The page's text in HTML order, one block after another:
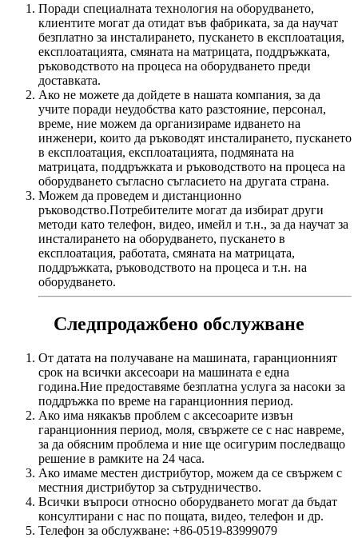
Поради специалната технология на оборудването,
клиентите могат да отидат във фабриката, за да научат
безплатно за инсталирането, пускането в експлоатация,
експлоатацията, смяната на матрицата, поддръжката,
ръководството на процеса на оборудването преди
доставката.
Ако не можете да дойдете в нашата компания, за да
учите поради неудобства като разстояние, персонал,
време, ние можем да организираме идването на
инженери, които да ръководят инсталирането, пускането
в експлоатация, експлоатацията, подмяната на
матрицата, поддръжката и ръководството на процеса на
оборудването съгласно съгласието на другата страна.
Можем да проведем и дистанционно
ръководство.Потребителите могат да избират други
методи като телефон, видео, имейл и т.н., за да научат за
инсталирането на оборудването, пускането в
експлоатация, работата, смяната на матрицата,
поддръжката, ръководството на процеса и т.н. на
оборудването.
Следпродажбено обслужване
От датата на получаване на машината, гаранционният
срок на всички аксесоари на машината е една
година.Ние предоставяме безплатна услуга за насоки за
поддръжка по време на гаранционния период.
Ако има някакъв проблем с аксесоарите извън
гаранционния период, моля, свържете се с нас навреме,
за да обясним проблема и ние ще осигурим последващо
решение в рамките на 24 часа.
Ако имаме местен дистрибутор, можем да се свържем с
местния дистрибутор за сътрудничество.
Всички въпроси относно оборудването могат да бъдат
консултирани с нас по пощата, видео, телефон и др.
Телефон за обслужване: +86-0519-83999079